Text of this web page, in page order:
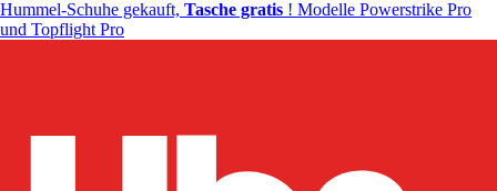
Hummel-Schuhe gekauft, Tasche gratis ! Modelle Powerstrike Pro
und Topflight Pro